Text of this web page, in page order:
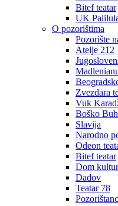
Bitef teatar
UK
O pozorištima
Pozorište
Atelje 212
Zvezdara
Vuk
Boško
Slavija
Narodno
Odeon
Bitef teatar
Dom
Dadov
Teatar 78